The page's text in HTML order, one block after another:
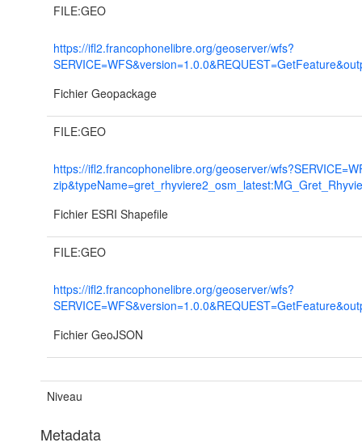
FILE:GEO
https://ifl2.francophonelibre.org/geoserver/wfs?
Fichier Geopackage
FILE:GEO
https://ifl2.francophonelibre.org/geoserver/
Fichier ESRI Shapefile
FILE:GEO
https://ifl2.francophonelibre.org/geoserver/wfs?
Fichier GeoJSON
Niveau
Metadata